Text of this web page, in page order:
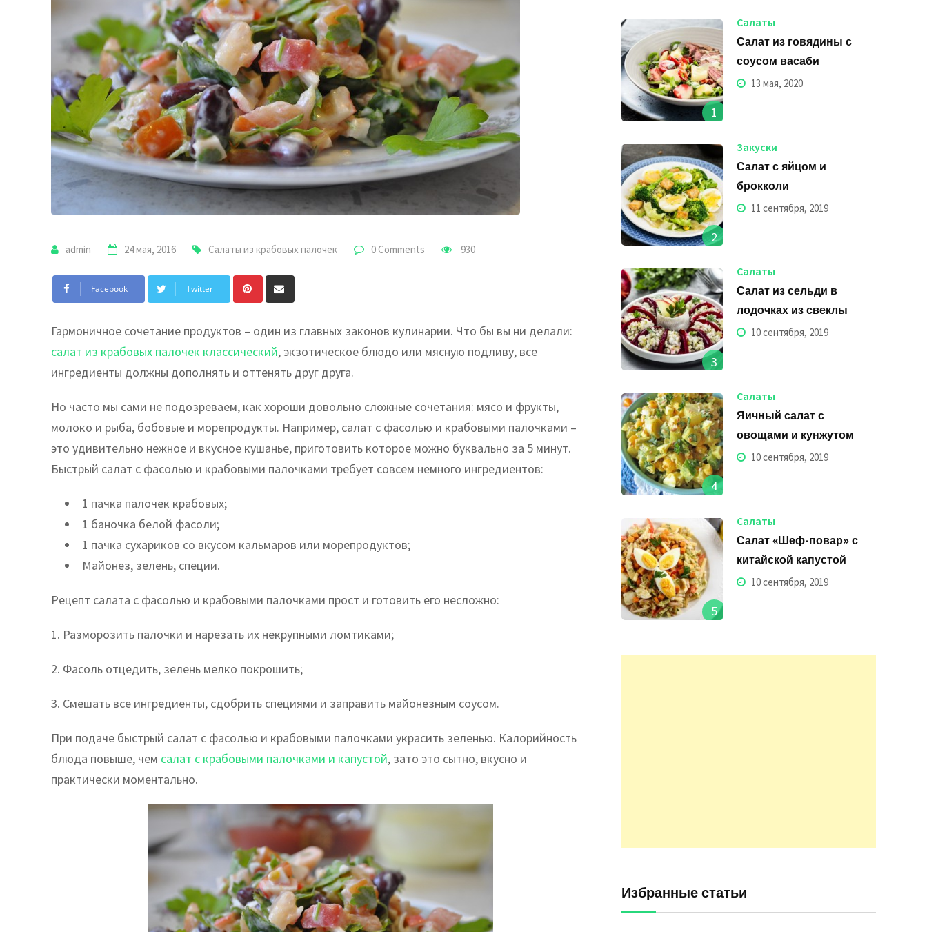
admin 24 мая, 2016 Салаты из крабовых палочек 0 Comments 930
Facebook Twitter Pinterest
via
Email
Гармоничное сочетание продуктов – один из главных законов кулинарии. Что бы вы ни делали:
салат из крабовых палочек классический, экзотическое блюдо или мясную подливу, все
ингредиенты должны дополнять и оттенять друг друга.
Но часто мы сами не подозреваем, как хороши довольно сложные сочетания: мясо и фрукты,
молоко и рыба, бобовые и морепродукты. Например, салат с фасолью и крабовыми палочками –
это удивительно нежное и вкусное кушанье, приготовить которое можно буквально за 5 минут.
Быстрый салат с фасолью и крабовыми палочками требует совсем немного ингредиентов:
1 пачка палочек крабовых;
1 баночка белой фасоли;
1 пачка сухариков со вкусом кальмаров или морепродуктов;
Майонез, зелень, специи.
Рецепт салата с фасолью и крабовыми палочками прост и готовить его несложно:
1. Разморозить палочки и нарезать их некрупными ломтиками;
2. Фасоль отцедить, зелень мелко покрошить;
3. Смешать все ингредиенты, сдобрить специями и заправить майонезным соусом.
При подаче быстрый салат с фасолью и крабовыми палочками украсить зеленью. Калорийность
блюда повыше, чем салат с крабовыми палочками и капустой, зато это сытно, вкусно и
практически моментально.
1
Салаты
Салат из говядины с
соусом васаби
13 мая, 2020
2
Закуски
Салат с яйцом и
брокколи
11 сентября, 2019
3
Салаты
Салат из сельди в
лодочках из свеклы
10 сентября, 2019
4
Салаты
Яичный салат с
овощами и кунжутом
10 сентября, 2019
5
Салаты
Салат «Шеф-повар» с
китайской капустой
10 сентября, 2019
Избранные статьи